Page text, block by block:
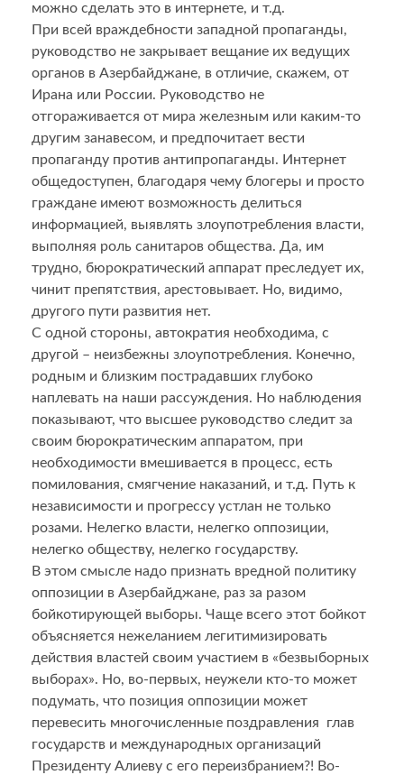
можно сделать это в интернете, и т.д.
При всей враждебности западной пропаганды,
руководство не закрывает вещание их ведущих
органов в Азербайджане, в отличие, скажем, от
Ирана или России. Руководство не
отгораживается от мира железным или каким-то
другим занавесом, и предпочитает вести
пропаганду против антипропаганды. Интернет
общедоступен, благодаря чему блогеры и просто
граждане имеют возможность делиться
информацией, выявлять злоупотребления власти,
выполняя роль санитаров общества. Да, им
трудно, бюрократический аппарат преследует их,
чинит препятствия, арестовывает. Но, видимо,
другого пути развития нет.
С одной стороны, автократия необходима, с
другой – неизбежны злоупотребления. Конечно,
родным и близким пострадавших глубоко
наплевать на наши рассуждения. Но наблюдения
показывают, что высшее руководство следит за
своим бюрократическим аппаратом, при
необходимости вмешивается в процесс, есть
помилования, смягчение наказаний, и т.д. Путь к
независимости и прогрессу устлан не только
розами. Нелегко власти, нелегко оппозиции,
нелегко обществу, нелегко государству.
В этом смысле надо признать вредной политику
оппозиции в Азербайджане, раз за разом
бойкотирующей выборы. Чаще всего этот бойкот
объясняется нежеланием легитимизировать
действия властей своим участием в «безвыборных
выборах». Но, во-первых, неужели кто-то может
подумать, что позиция оппозиции может
перевесить многочисленные поздравления глав
государств и международных организаций
Президенту Алиеву с его переизбранием?! Во-